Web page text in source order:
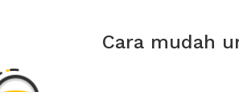
Cara mudah